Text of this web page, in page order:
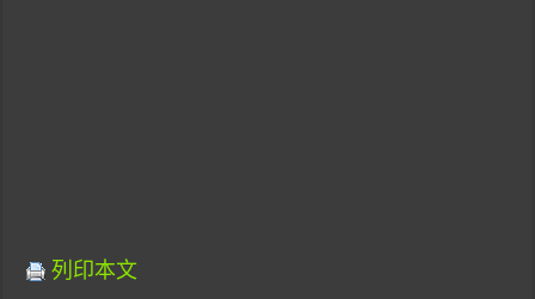
列印本文